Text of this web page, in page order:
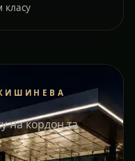
класу
на кордон та